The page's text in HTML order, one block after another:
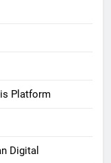
Platform
Digital